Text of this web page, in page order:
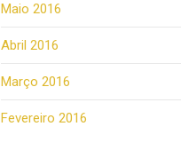
Maio 2016
Abril 2016
Março 2016
Fevereiro 2016